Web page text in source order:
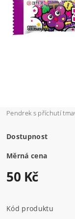
Pendrek s příchutí
Dostupnost
Měrná cena
50 Kč
Kód produktu